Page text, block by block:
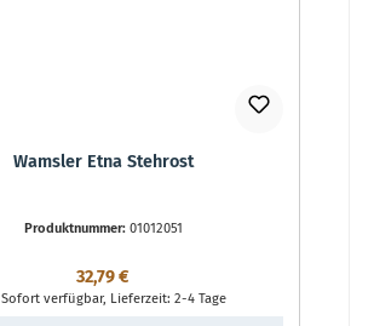
Wamsler Etna Stehrost
Produktnummer: 01012051
Regulärer Preis:
32,79 €
Sofort verfügbar, Lieferzeit: 2-4 Tage